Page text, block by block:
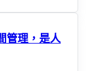
管理，是人